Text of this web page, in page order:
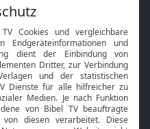
Mobile App
Smart TV
HbbTV
Bibelthek Online-Bibel
Nächster Gottesdienst